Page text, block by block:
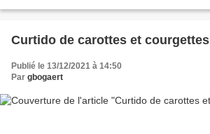
Curtido de carottes et courgettes
Publié le 13/12/2021 à 14:50
Par gbogaert